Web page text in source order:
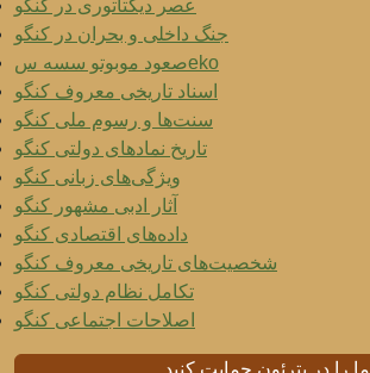
عصر دیکتاتوری در کنگو
جنگ داخلی و بحران در کنگو
صعود موبوتو سسه سeko
اسناد تاریخی معروف کنگو
سنت‌ها و رسوم ملی کنگو
تاریخ نمادهای دولتی کنگو
ویژگی‌های زبانی کنگو
آثار ادبی مشهور کنگو
داده‌های اقتصادی کنگو
شخصیت‌های تاریخی معروف کنگو
تکامل نظام دولتی کنگو
اصلاحات اجتماعی کنگو
ما را در پترئون حمایت کنید